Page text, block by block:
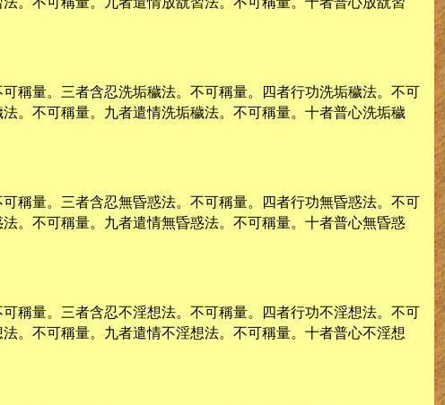
稱量。三者含忍洗垢穢法。不可稱量。四者行功洗垢穢法。不可
。不可稱量。九者遣情洗垢穢法。不可稱量。十者普心洗垢穢
稱量。三者含忍無昏惑法。不可稱量。四者行功無昏惑法。不可
。不可稱量。九者遣情無昏惑法。不可稱量。十者普心無昏惑
稱量。三者含忍不淫想法。不可稱量。四者行功不淫想法。不可
。不可稱量。九者遣情不淫想法。不可稱量。十者普心不淫想